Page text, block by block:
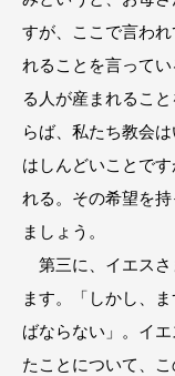
すが、ここで言わ
れることを言って
る人が産まれるこ
らば、私たち教会
はしんどいことで
れる。その希望を
ましょう。
第三に、イエスさ
ます。「しかし、
ばならない」。イ
たことについて、